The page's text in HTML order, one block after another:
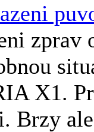
zprav
X1.
Brzy